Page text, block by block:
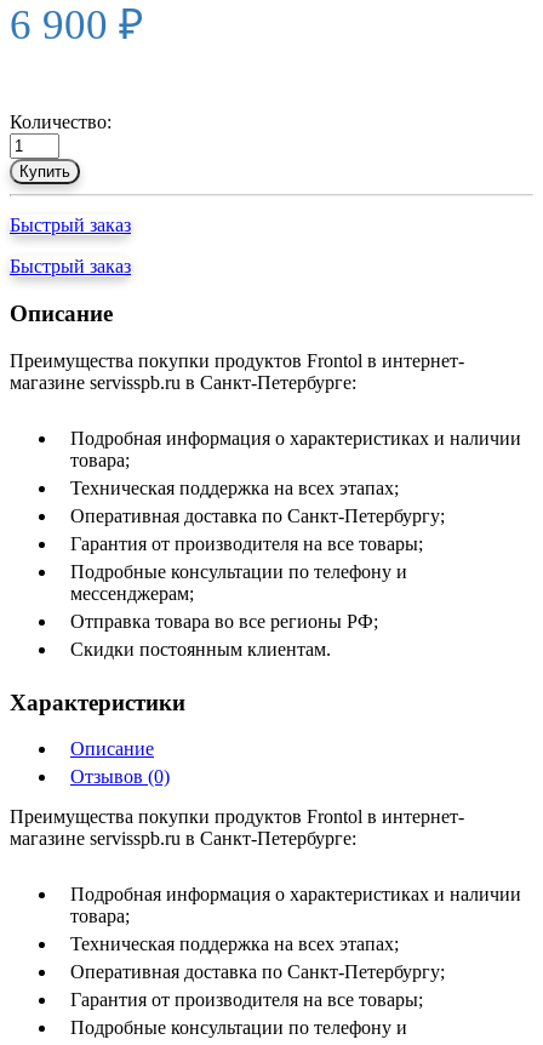
6 900 ₽
Количество:
Купить
Быстрый заказ
Быстрый заказ
Описание
Преимущества покупки продуктов Frontol в интернет-
магазине servisspb.ru в Санкт-Петербурге:
Подробная информация о характеристиках и наличии
товара;
Техническая поддержка на всех этапах;
Оперативная доставка по Санкт-Петербургу;
Гарантия от производителя на все товары;
Подробные консультации по телефону и
мессенджерам;
Отправка товара во все регионы РФ;
Скидки постоянным клиентам.
Характеристики
Описание
Отзывов (0)
Преимущества покупки продуктов Frontol в интернет-
магазине servisspb.ru в Санкт-Петербурге:
Подробная информация о характеристиках и наличии
товара;
Техническая поддержка на всех этапах;
Оперативная доставка по Санкт-Петербургу;
Гарантия от производителя на все товары;
Подробные консультации по телефону и